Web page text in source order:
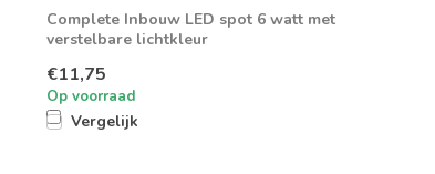
Complete Inbouw LED spot 6 watt met
verstelbare lichtkleur
€11,75
Op voorraad
Vergelijk